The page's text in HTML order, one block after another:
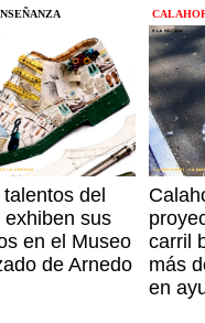
del
exhiben sus
en el Museo
de Arnedo
carril
más
en